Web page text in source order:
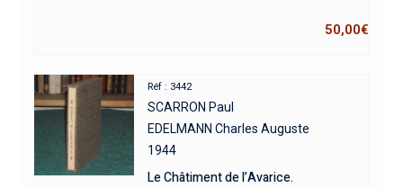
50,00€
Réf : 3442
SCARRON Paul
EDELMANN Charles Auguste
1944
Le Châtiment de l’Avarice.